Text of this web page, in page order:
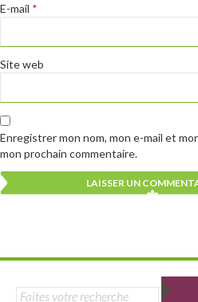
E-mail *
Site web
Enregistrer mon nom, mon e-mail et
mon prochain commentaire.
Rechercher :